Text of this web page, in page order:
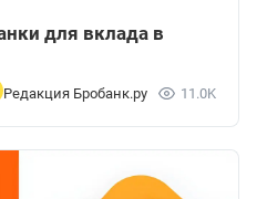
для вклада в
Редакция Бробанк.ру 11.0K